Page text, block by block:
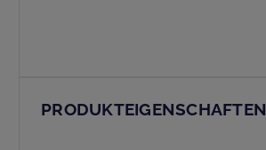
PRODUKTEIGENSCHAFTEN